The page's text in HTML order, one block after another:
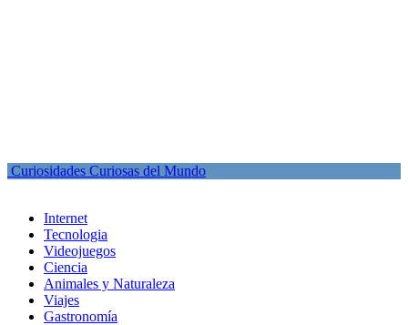
Curiosidades Curiosas del Mundo
Internet
Tecnologia
Videojuegos
Ciencia
Animales y Naturaleza
Viajes
Gastronomía